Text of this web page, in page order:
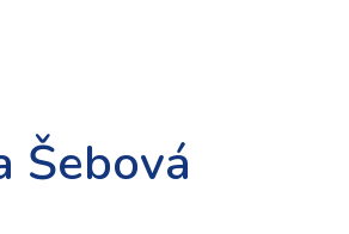
Šebová